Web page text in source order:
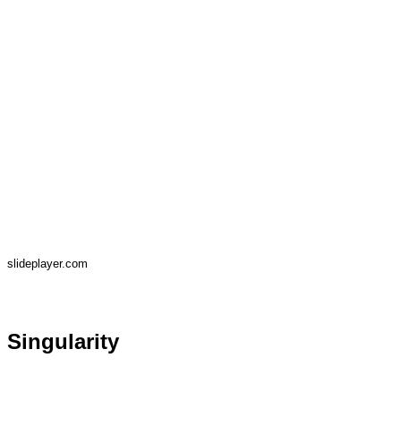
slideplayer.com
Singularity